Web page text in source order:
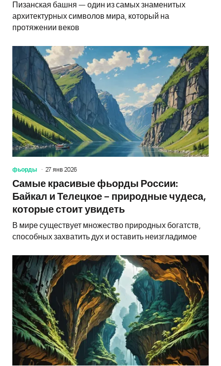
Пизанская башня — один из самых знаменитых
архитектурных символов мира, который на
протяжении веков
фьорды 27 янв 2026
Самые красивые фьорды России:
Байкал и Телецкое – природные чудеса,
которые стоит увидеть
В мире существует множество природных богатств,
способных захватить дух и оставить неизгладимое